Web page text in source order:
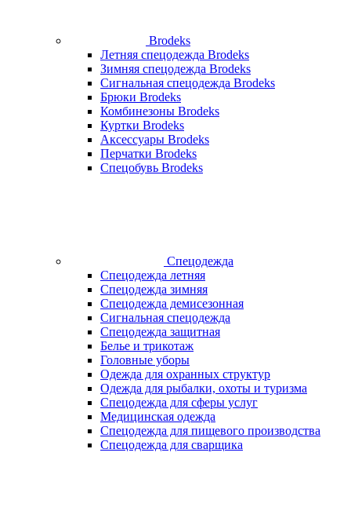
Brodeks
Летняя спецодежда Brodeks
Зимняя спецодежда Brodeks
Сигнальная спецодежда Brodeks
Брюки Brodeks
Комбинезоны Brodeks
Куртки Brodeks
Аксессуары Brodeks
Перчатки Brodeks
Спецобувь Brodeks
Спецодежда
Спецодежда летняя
Спецодежда зимняя
Спецодежда демисезонная
Сигнальная спецодежда
Спецодежда защитная
Белье и трикотаж
Головные уборы
Одежда для охранных структур
Одежда для рыбалки, охоты и туризма
Спецодежда для сферы услуг
Медицинская одежда
Спецодежда для пищевого производства
Спецодежда для сварщика